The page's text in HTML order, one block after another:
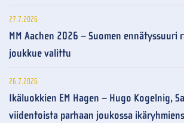
27.7.2026
MM Aachen 2026 – Suomen ennätyssuuri
joukkue valittu
26.7.2026
Ikäluokkien EM Hagen – Hugo Kogelnig,
viidentoista parhaan joukossa